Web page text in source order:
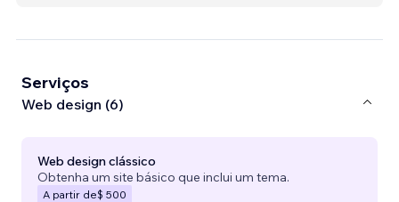
Serviços
Web design (6)
Web design clássico
Obtenha um site básico que inclui um tema.
A partir de$ 500